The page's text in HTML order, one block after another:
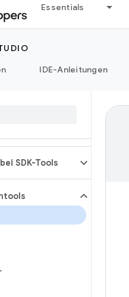
Essentials
IDE-Anleitungen
SDK-Tools